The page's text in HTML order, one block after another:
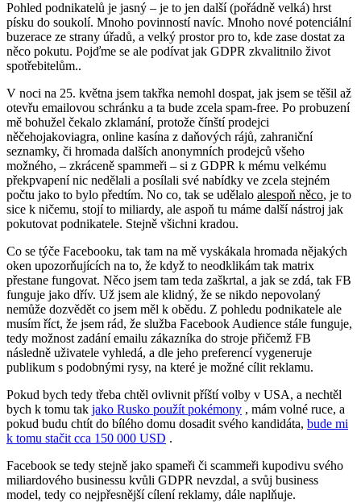
Pohled podnikatelů je jasný – je to jen další (pořádně velká) hrst
písku do soukolí. Mnoho povinností navíc. Mnoho nové potenciální
buzerace ze strany úřadů, a velký prostor pro to, kde zase dostat za
něco pokutu. Pojďme se ale podívat jak GDPR zkvalitnilo život
spotřebitelům..
V noci na 25. května jsem takřka nemohl dospat, jak jsem se těšil až
otevřu emailovou schránku a ta bude zcela spam-free. Po probuzení
mě bohužel čekalo zklamání, protože čínští prodejci
něčehojakoviagra, online kasína z daňových rájů, zahraniční
seznamky, či hromada dalších anonymních prodejců všeho
možného, – zkráceně spammeři – si z GDPR k mému velkému
překpvapení nic nedělali a posílali své nabídky ve zcela stejném
počtu jako to bylo předtím. No co, tak se udělalo alespoň něco, je to
sice k ničemu, stojí to miliardy, ale aspoň tu máme další nástroj jak
pokutovat podnikatele. Stejně všichni kradou.
Co se týče Facebooku, tak tam na mě vyskákala hromada nějakých
oken upozorňujících na to, že když to neodklikám tak matrix
přestane fungovat. Něco jsem tam teda zaškrtal, a jak se zdá, tak FB
funguje jako dřív. Už jsem ale klidný, že se nikdo nepovolaný
nemůže dozvědět co jsem měl k obědu. Z pohledu podnikatele ale
musím říct, že jsem rád, že služba Facebook Audience stále funguje,
tedy možnost zadání emailu zákazníka do stroje přičemž FB
následně uživatele vyhledá, a dle jeho preferencí vygeneruje
publikum s podobnými rysy, na které je možné cílit reklamu.
Pokud bych tedy třeba chtěl ovlivnit příští volby v USA, a nechtěl
bych k tomu tak jako Rusko použít pokémony , mám volné ruce, a
pokud budu chtít do bílého domu dosadit svého kandidáta, bude mi
k tomu stačit cca 150 000 USD .
Facebook se tedy stejně jako spameři či scammeři kupodivu svého
miliardového businessu kvůli GDPR nevzdal, a svůj business
model, tedy co nejpřesnější cílení reklamy, dále naplňuje.